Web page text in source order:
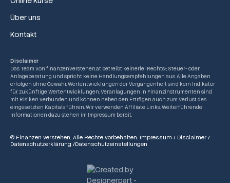
Über uns
Kontakt
Disclaimer
Das Team von finanzenverstehen.at betreibt keinerlei Rechts-, Steuer- oder
Anlageberatung und spricht keine Handlungsempfehlungen aus. Alle Angaben
erfolgen ohne Gewähr. Wertentwicklungen der Vergangenheit sind kein Indikator
für zukünftige Wertentwicklungen. Veranlagungen in Finanzinstrumenten sind
mit Risiken verbunden und können neben den Erträgen auch zum Verlust des
eingesetzten Kapitals führen. Wir verwenden Affiliate Links. Weiterführende
Informationen dazu stehen im Impressum bereit.
© Finanzen verstehen. Alle Rechte vorbehalten. Impressum / Disclaimer /
Datenschutzerklärung /Datenschutzeinstellungen